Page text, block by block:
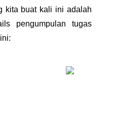
kita buat kali ini adalah
pengumpulan tugas